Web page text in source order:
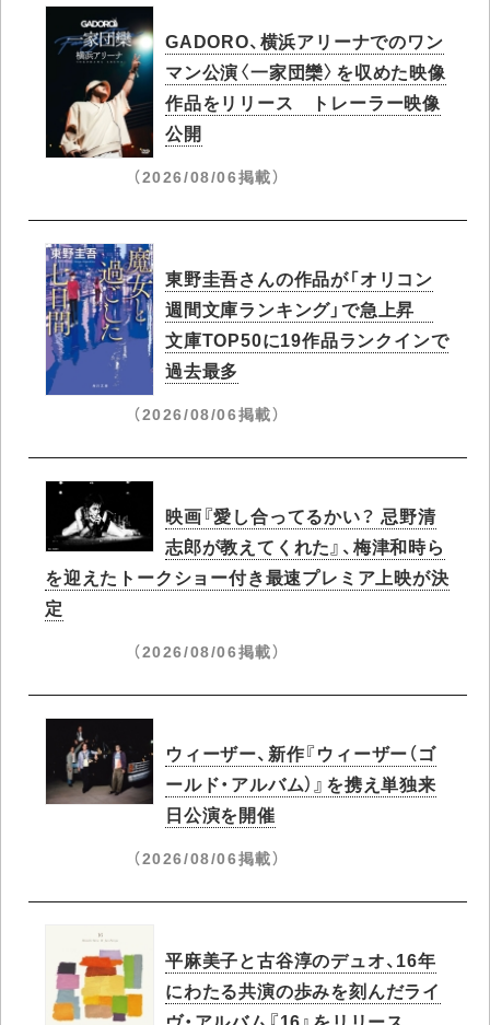
GADORO、横浜アリーナでのワン
マン公演〈一家団欒〉を収めた映像
作品をリリース トレーラー映像
公開
（2026/08/06掲載）
東野圭吾さんの作品が「オリコン
週間文庫ランキング」で急上昇​
文庫TOP50に19作品ランクインで
過去最多
（2026/08/06掲載）
映画『愛し合ってるかい？ 忌野清
志郎が教えてくれた』、梅津和時ら
を迎えたトークショー付き最速プレミア上映が決
定
（2026/08/06掲載）
ウィーザー、新作『ウィーザー（ゴ
ールド・アルバム）』を携え単独来
日公演を開催
（2026/08/06掲載）
平麻美子と古谷淳のデュオ、16年
にわたる共演の歩みを刻んだライ